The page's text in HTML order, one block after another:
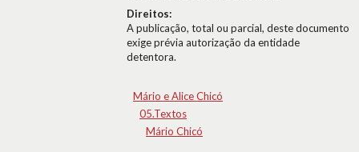
Direitos:
A publicação, total ou parcial, deste documento
exige prévia autorização da entidade
detentora.
Mário e Alice Chicó
05.Textos
Mário Chicó